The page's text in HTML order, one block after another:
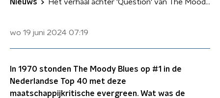
Nieuws Het verhaal achter 'Question' van The Moody Blues
wo 19 juni 2024 07:19
In 1970 stonden The Moody Blues op #1 in de
Nederlandse Top 40 met deze
maatschappijkritische evergreen. Wat was de